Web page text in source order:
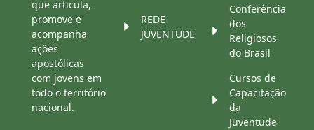
que articula,
promove e
acompanha
ações
apostólicas
com jovens em
todo o território
nacional.
REDE
JUVENTUDE
Conferência
dos
Religiosos
do Brasil
Cursos de
Capacitação
da
Juventude